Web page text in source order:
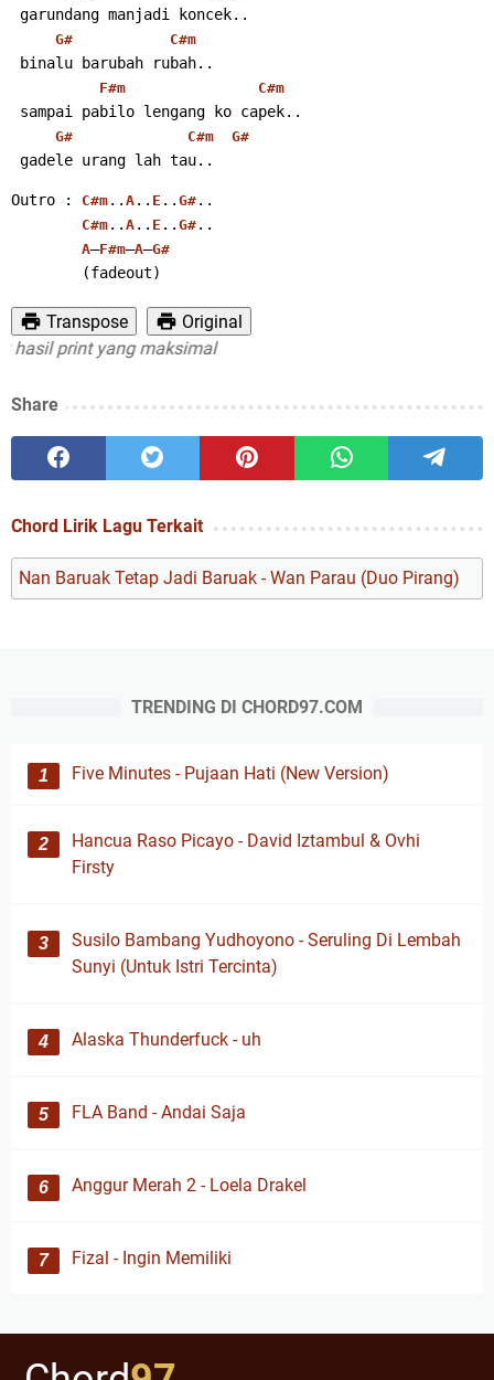
garundang manjadi koncek..
G# C#m
binalu barubah rubah..
F#m C#m
sampai pabilo lengang ko capek..
G# C#m G#
gadele urang lah tau..
Outro : C#m .. A .. E .. G# ..
C#m .. A .. E .. G# ..
A–F#m–A–G#
        (fadeout)
Transpose
Original
print yang maksimal
Share
Chord Lirik Lagu Terkait
Nan Baruak Tetap Jadi Baruak - Wan Parau (Duo Pirang)
TRENDING DI CHORD97.COM
Five Minutes - Pujaan Hati (New Version)
Hancua Raso Picayo - David Iztambul & Ovhi
Firsty
Susilo Bambang Yudhoyono - Seruling Di Lembah
Sunyi (Untuk Istri Tercinta)
Alaska Thunderfuck - uh
FLA Band - Andai Saja
Anggur Merah 2 - Loela Drakel
Fizal - Ingin Memiliki